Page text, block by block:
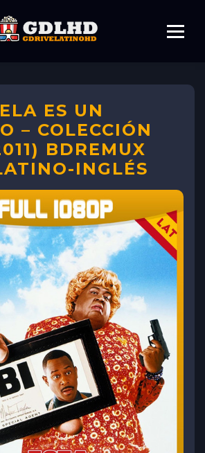
ES UN
– COLECCIÓN
BDREMUX
INGLÉS